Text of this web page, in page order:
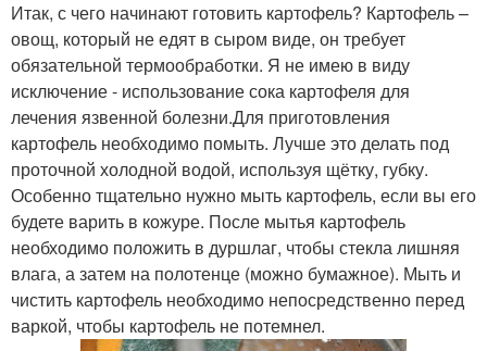
Итак, с чего начинают готовить картофель? Картофель –
овощ, который не едят в сыром виде, он требует
обязательной термообработки. Я не имею в виду
исключение - использование сока картофеля для
лечения язвенной болезни.Для приготовления
картофель необходимо помыть. Лучше это делать под
проточной холодной водой, используя щётку, губку.
Особенно тщательно нужно мыть картофель, если вы его
будете варить в кожуре. После мытья картофель
необходимо положить в дуршлаг, чтобы стекла лишняя
влага, а затем на полотенце (можно бумажное). Мыть и
чистить картофель необходимо непосредственно перед
варкой, чтобы картофель не потемнел.